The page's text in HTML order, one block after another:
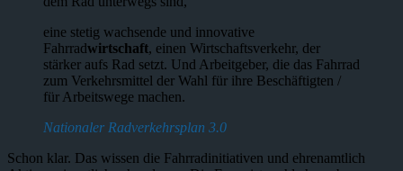
eine stetig wachsende und innovative
Fahrradwirtschaft, einen Wirtschaftsverkehr, der
stärker aufs Rad setzt. Und Arbeitgeber, die das Fahrrad
zum Verkehrsmittel der Wahl für ihre Beschäftigten /
für Arbeitswege machen.
Nationaler Radverkehrsplan 3.0
Schon klar. Das wissen die Fahrradinitiativen und ehrenamtlich